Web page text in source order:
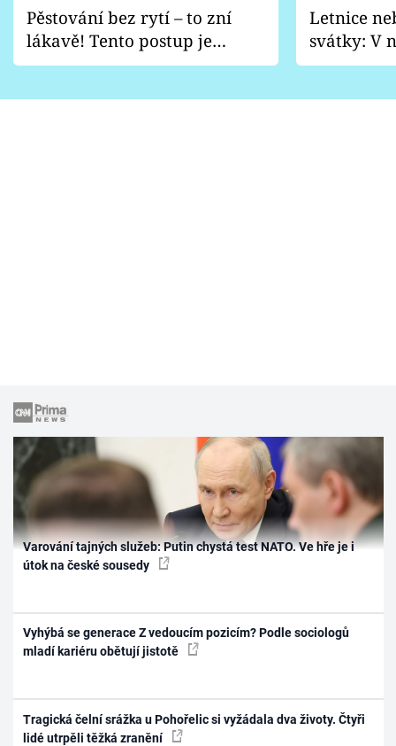
Pěstování bez rytí – to zní
lákavě! Tento postup je
vhodný jen pro některé
Letnice
svátky: V
pondělí
Varování tajných služeb: Putin chystá test NATO. Ve hře je i
útok na české sousedy
Vyhýbá se generace Z vedoucím pozicím? Podle sociologů
mladí kariéru obětují jistotě
Tragická čelní srážka u Pohořelic si vyžádala dva životy. Čtyři
lidé utrpěli těžká zranění